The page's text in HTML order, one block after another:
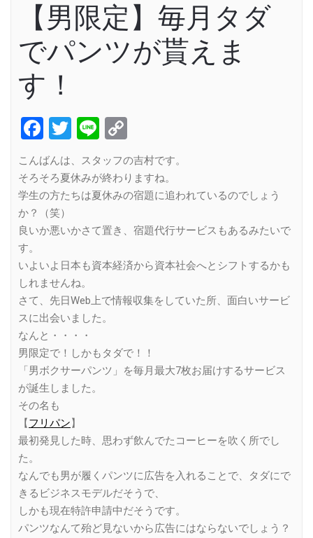
【男限定】毎月タダ
でパンツが貰えま
す！
Facebook
Twitter
Line
Link
こんばんは、スタッフの吉村です。
そろそろ夏休みが終わりますね。
学生の方たちは夏休みの宿題に追われているのでしょう
か？（笑）
良いか悪いかさて置き、宿題代行サービスもあるみたいで
す。
いよいよ日本も資本経済から資本社会へとシフトするかも
しれませんね。
さて、先日Web上で情報収集をしていた所、面白いサービ
スに出会いました。
なんと・・・・
男限定で！しかもタダで！！
「男ボクサーパンツ」を毎月最大7枚お届けするサービス
が誕生しました。
その名も
【フリパン】
最初発見した時、思わず飲んでたコーヒーを吹く所でし
た。
なんでも男が履くパンツに広告を入れることで、タダにで
きるビジネスモデルだそうで、
しかも現在特許申請中だそうです。
パンツなんて殆ど見ないから広告にはならないでしょう？